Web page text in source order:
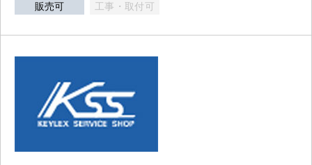
販売可 工事・取付可